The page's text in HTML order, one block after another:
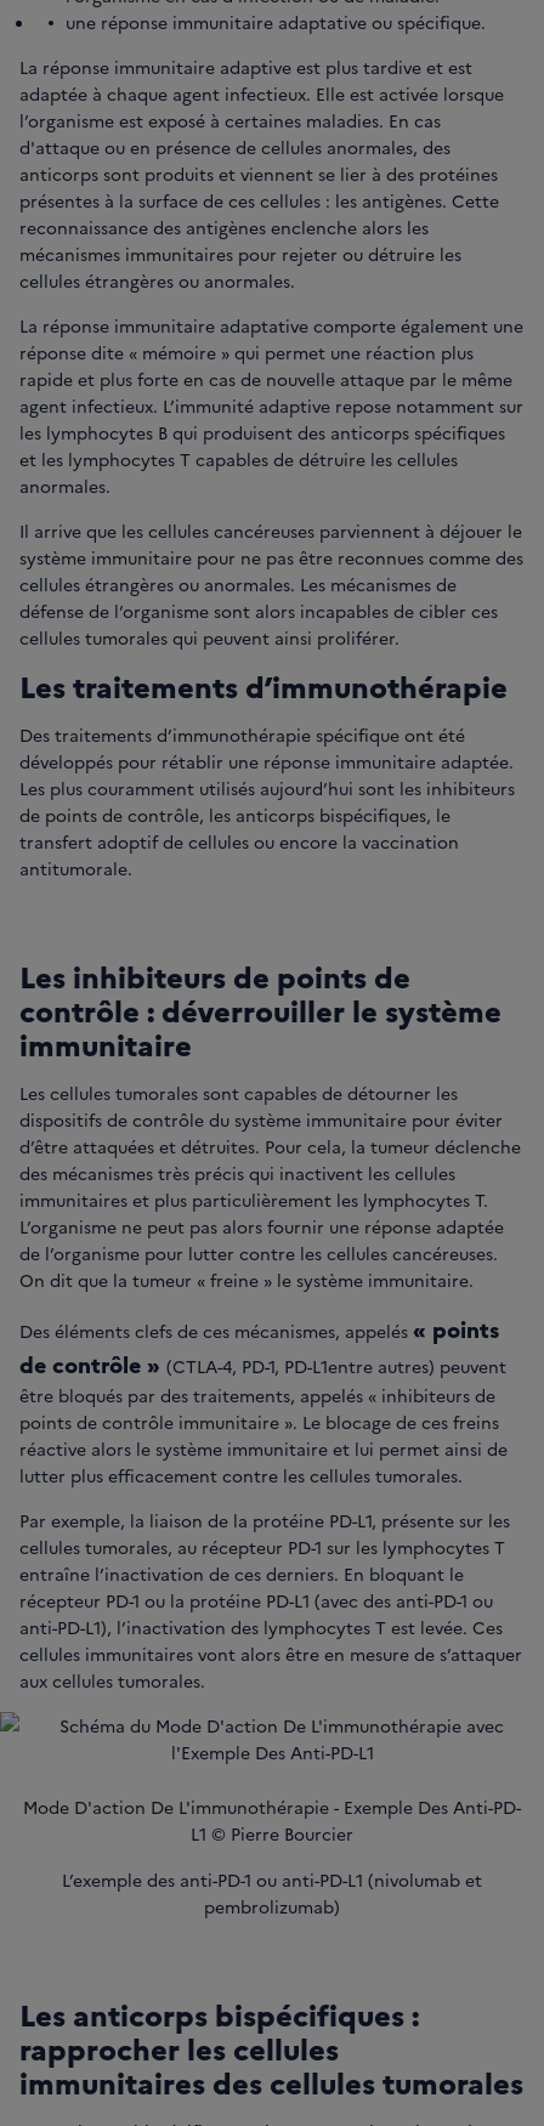
une réponse immunitaire adaptative ou spécifique.
La réponse immunitaire adaptive est plus tardive et est
adaptée à chaque agent infectieux. Elle est activée lorsque
l’organisme est exposé à certaines maladies. En cas
d'attaque ou en présence de cellules anormales, des
anticorps sont produits et viennent se lier à des protéines
présentes à la surface de ces cellules : les antigènes. Cette
reconnaissance des antigènes enclenche alors les
mécanismes immunitaires pour rejeter ou détruire les
cellules étrangères ou anormales.
La réponse immunitaire adaptative comporte également une
réponse dite « mémoire » qui permet une réaction plus
rapide et plus forte en cas de nouvelle attaque par le même
agent infectieux. L’immunité adaptive repose notamment sur
les lymphocytes B qui produisent des anticorps spécifiques
et les lymphocytes T capables de détruire les cellules
anormales.
Il arrive que les cellules cancéreuses parviennent à déjouer le
système immunitaire pour ne pas être reconnues comme des
cellules étrangères ou anormales. Les mécanismes de
défense de l’organisme sont alors incapables de cibler ces
cellules tumorales qui peuvent ainsi proliférer.
Les traitements d’immunothérapie
Des traitements d’immunothérapie spécifique ont été
développés pour rétablir une réponse immunitaire adaptée.
Les plus couramment utilisés aujourd’hui sont les inhibiteurs
de points de contrôle, les anticorps bispécifiques, le
transfert adoptif de cellules ou encore la vaccination
antitumorale.
Les inhibiteurs de points de
contrôle : déverrouiller le système
immunitaire
Les cellules tumorales sont capables de détourner les
dispositifs de contrôle du système immunitaire pour éviter
d’être attaquées et détruites. Pour cela, la tumeur déclenche
des mécanismes très précis qui inactivent les cellules
immunitaires et plus particulièrement les lymphocytes T.
L’organisme ne peut pas alors fournir une réponse adaptée
de l’organisme pour lutter contre les cellules cancéreuses.
On dit que la tumeur « freine » le système immunitaire.
Des éléments clefs de ces mécanismes, appelés « points
de contrôle » (CTLA-4, PD-1, PD-L1entre autres) peuvent
être bloqués par des traitements, appelés « inhibiteurs de
points de contrôle immunitaire ». Le blocage de ces freins
réactive alors le système immunitaire et lui permet ainsi de
lutter plus efficacement contre les cellules tumorales.
Par exemple, la liaison de la protéine PD-L1, présente sur les
cellules tumorales, au récepteur PD-1 sur les lymphocytes T
entraîne l’inactivation de ces derniers. En bloquant le
récepteur PD-1 ou la protéine PD-L1 (avec des anti-PD-1 ou
anti-PD-L1), l’inactivation des lymphocytes T est levée. Ces
cellules immunitaires vont alors être en mesure de s’attaquer
aux cellules tumorales.
Mode D'action De L'immunothérapie - Exemple Des Anti-PD-
L1 © Pierre Bourcier
L’exemple des anti-PD-1 ou anti-PD-L1 (nivolumab et
pembrolizumab)
Les anticorps bispécifiques :
rapprocher les cellules
immunitaires des cellules tumorales